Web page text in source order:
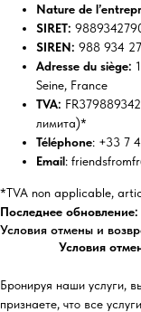
Nature de
SIRET:
SIREN: 988 934
Adresse du siège:
Seine, France
TVA:
лимита)*
Téléphone: +33 7
Email:
*TVA non applicable,
Последнее обновление:
Условия отмены и
Условия
Бронируя наши услуги,
признаете, что все